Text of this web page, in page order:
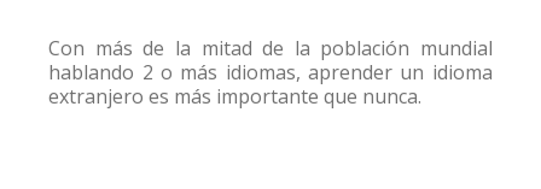
Con más de la mitad de la población mundial
hablando 2 o más idiomas, aprender un idioma
extranjero es más importante que nunca.